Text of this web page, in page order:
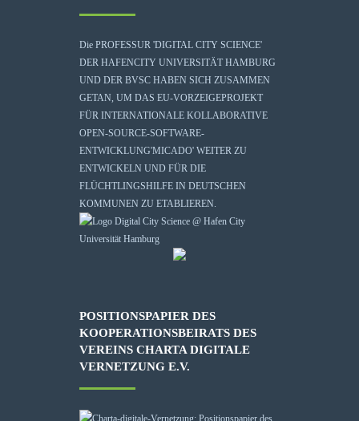
Die PROFESSUR 'DIGITAL CITY SCIENCE'
DER HAFENCITY UNIVERSITÄT HAMBURG
UND DER BVSC HABEN SICH ZUSAMMEN
GETAN, UM DAS EU-VORZEIGEPROJEKT
FÜR INTERNATIONALE KOLLABORATIVE
OPEN-SOURCE-SOFTWARE-
ENTWICKLUNG'MICADO' WEITER ZU
ENTWICKELN UND FÜR DIE
FLÜCHTLINGSHILFE IN DEUTSCHEN
KOMMUNEN ZU ETABLIEREN.
POSITIONSPAPIER DES
KOOPERATIONSBEIRATS DES
VEREINS CHARTA DIGITALE
VERNETZUNG E.V.